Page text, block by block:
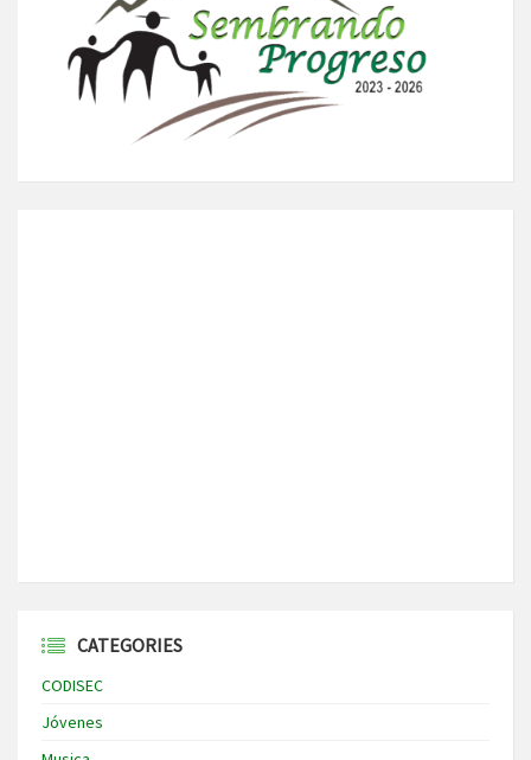
CATEGORIES
CODISEC
Jóvenes